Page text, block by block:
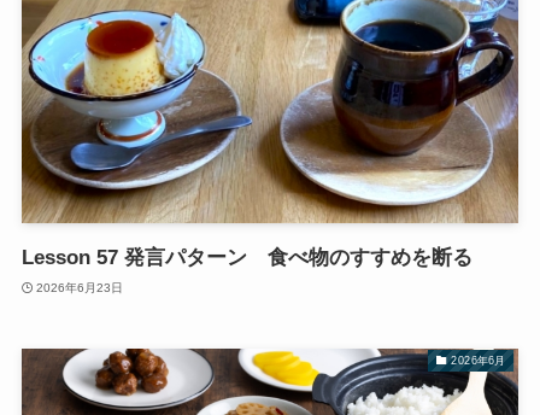
Lesson 57 発言パターン 食べ物のすすめを断る
2026年6月23日
2026年6月